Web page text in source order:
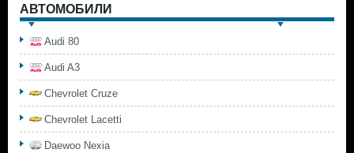
АВТОМОБИЛИ
Audi 80
Audi A3
Chevrolet Cruze
Chevrolet Lacetti
Daewoo Nexia